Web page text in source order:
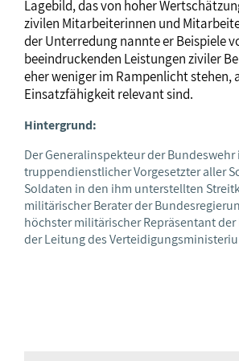
Lagebild, das von hoher
zivilen Mitarbeiterinnen und
der Unterredung nannte er Beispiele
beeindruckenden Leistungen ziviler
eher weniger im Rampenlicht stehen,
Einsatzfähigkeit relevant sind.
Hintergrund:
Der Generalinspekteur der Bundeswehr
truppendienstlicher Vorgesetzter aller
Soldaten in den ihm unterstellten
militärischer Berater der
höchster militärischer Repräsentant
der Leitung des